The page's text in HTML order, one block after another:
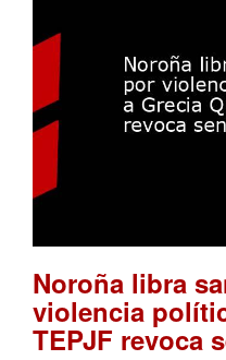
Noroña libra
violencia
TEPJF revoca